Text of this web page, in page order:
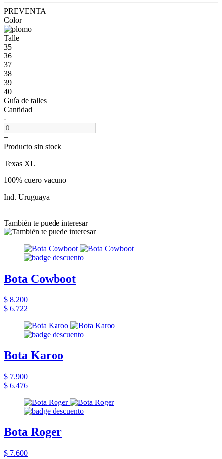
PREVENTA
Color
Talle
35
36
37
38
39
40
Guía de talles
Cantidad
-
+
Producto sin stock
Texas XL
100% cuero vacuno
Ind. Uruguaya
También te puede interesar
Bota Cowboot
$ 8.200
$ 6.722
Bota Karoo
$ 7.900
$ 6.476
Bota Roger
$ 7.600